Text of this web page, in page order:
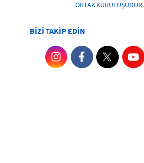
ORTAK KURULUŞUDUR.
BİZİ TAKİP EDİN